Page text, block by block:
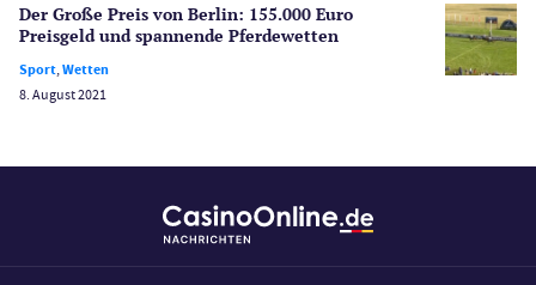
Wirtschaft
Der Große Preis von Berlin: 155.000 Euro
Preisgeld und spannende Pferdewetten
Sport,Wetten
8. August 2021